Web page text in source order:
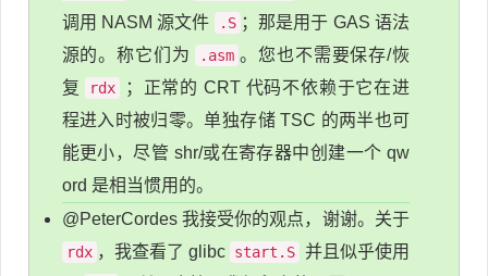
调用 NASM 源文件
.S ；那是用于 GAS 语法
源的。称它们为
.asm 。您也不需要保存/恢
复
rdx
；正常的 CRT 代码不依赖于它在进
程进入时被归零。单独存储 TSC 的两半也可
能更小，尽管 shr/或在寄存器中创建一个 qw
ord 是相当惯用的。
@PeterCordes 我接受你的观点，谢谢。关于
rdx ，我查看了 glibc start.S 并且似乎使用